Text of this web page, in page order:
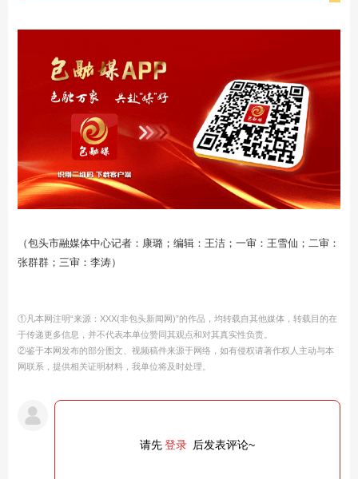
（包头市融媒体中心记者：康璐；编辑：王洁；一审：王雪仙；二审：
张群群；三审：李涛）
①凡本网注明“来源：XXX(非包头新闻网)”的作品，均转载自其他媒体，转载目的在
于传递更多信息，并不代表本单位赞同其观点和对其真实性负责。
②鉴于本网发布的部分图文、视频稿件来源于网络，如有侵权请著作权人主动与本
网联系，提供相关证明材料，我单位将及时处理。
请先登录 后发表评论~